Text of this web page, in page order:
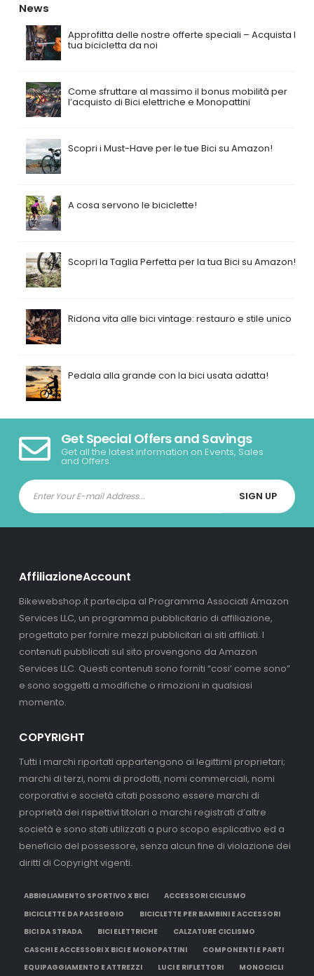
News
Approfitta delle nostre offerte speciali – Acquista la
tua bicicletta da noi
Come sfruttare al massimo il bonus mobilità per
l’acquisto di Bici elettriche e Monopattini
Scopri i Must-Have per le tue Bici su Amazon!
A cosa servono le biciclette!
Scopri la Taglia Perfetta per la tua Bici su Amazon!
Ridona vita alle bici vintage: restauro e stile unico
Pedala alla grande con la bici usata adatta!
Get Special Offers and Savings
Get all the latest information on Events, Sales
and Offers.
AffiliazioneAccount
Bikewebshop.it partecipa al Programma Associati Amazon
Services LLC, un programma pubblicitario di affiliazione,
progettato per fornire mezzi pubblicitari ai siti affiliati. I
contenuti pubblicati sul sito provengono da Amazon
Services LLC. Questi contenuti sono forniti “cosi’ come sono”
e sono soggetti a modifiche o rimozioni in qualsiasi
momento.
COPYRIGHT
Tutti i marchi riportati appartengono ai legittimi proprietari;
marchi di terzi, nomi di prodotti, nomi commerciali, nomi
corporativi e società citati possono essere marchi di
proprietà dei rispettivi titolari o marchi registrati d’altre
società e sono stati utilizzati a puro scopo esplicativo ed a
beneficio del possessore, senza alcun fine di violazione dei
diritti di Copyright vigenti.
ABBIGLIAMENTO SPORTIVO X BICI
ACCESSORI CICLISMO
BICICLETTE DA PASSEGGIO
BICICLETTE PER BAMBINI E ACCESSORI
BICI DA STRADA
BICI ELETTRICHE
CALZATURE CICLISMO
CASCHI E ACCESSORI X BICI E MONOPATTINI
COMPONENTI E PARTI
EQUIPAGGIAMENTO E ATTREZZI
LUCI E RIFLETTORI MONOCICLI